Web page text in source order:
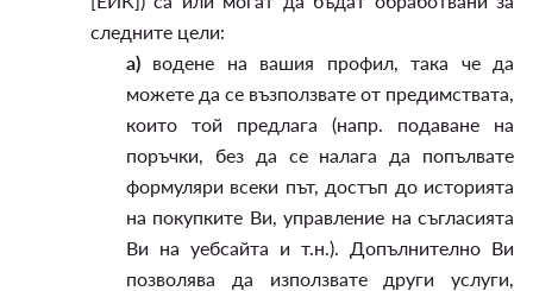
следните цели:
а) водене на вашия профил, така че да
можете да се възползвате от предимствата,
които той предлага (напр. подаване на
поръчки, без да се налага да попълвате
формуляри всеки път, достъп до историята
на покупките Ви, управление на съгласията
Ви на уебсайта и т.н.). Допълнително Ви
позволява да използвате други услуги,